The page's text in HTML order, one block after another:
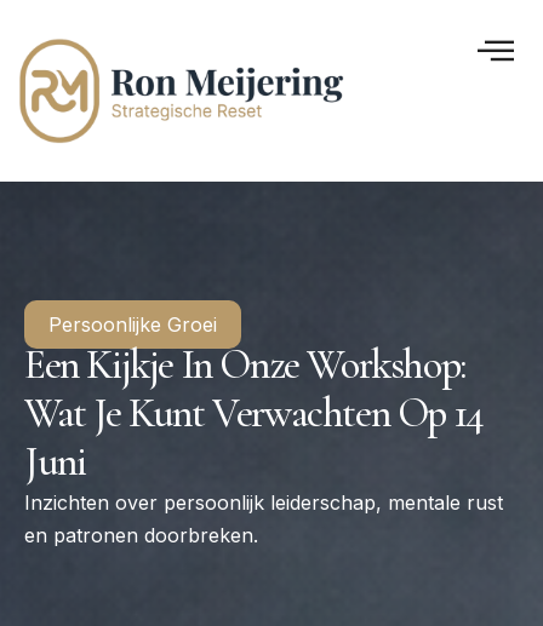
Persoonlijke Groei
Een Kijkje In Onze Workshop:
Wat Je Kunt Verwachten Op 14
Juni
Inzichten over persoonlijk leiderschap, mentale rust
en patronen doorbreken.